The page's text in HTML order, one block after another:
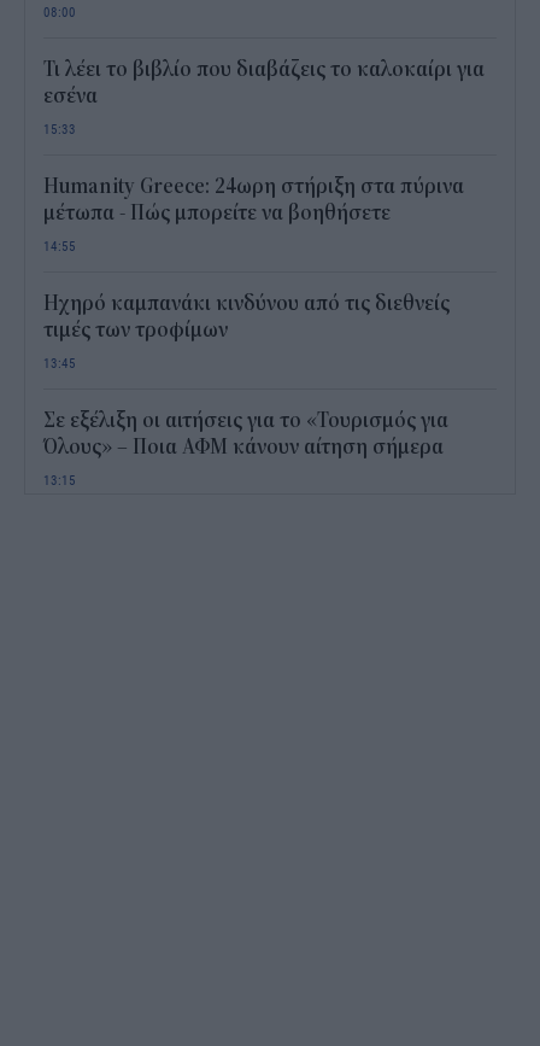
08:00
Τι λέει το βιβλίο που διαβάζεις το καλοκαίρι για
εσένα
15:33
Humanity Greece: 24ωρη στήριξη στα πύρινα
μέτωπα - Πώς μπορείτε να βοηθήσετε
14:55
Ηχηρό καμπανάκι κινδύνου από τις διεθνείς
τιμές των τροφίμων
13:45
Σε εξέλιξη οι αιτήσεις για το «Τουρισμός για
Όλους» – Ποια ΑΦΜ κάνουν αίτηση σήμερα
13:15